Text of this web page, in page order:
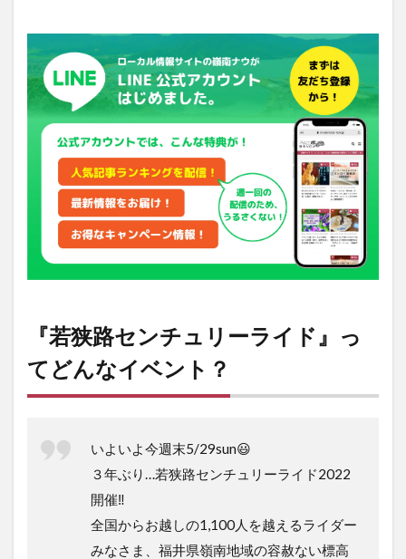
チュ
リー
ライ
ド』
って
どん
なイ
ベン
コー
スは
３つ
てい
る！
2.1
【ロ
ングコース
【ミ
ドルコース
120km）】
『若狭路センチュリーライド』っ
てどんなイベント？
いよいよ今週末5/29sun😃
３年ぶり…若狭路センチュリーライド2022
開催‼️
全国からお越しの1,100人を越えるライダー
みなさま、福井県嶺南地域の容赦ない標高